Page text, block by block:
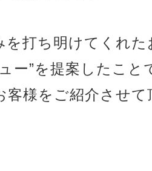
を打ち明けてくれた
ー”を提案したこと
客様をご紹介させて